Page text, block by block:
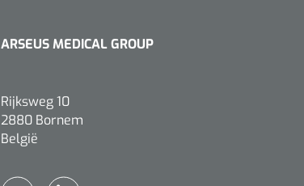
ARSEUS MEDICAL GROUP
Rijksweg 10
2880 Bornem
België